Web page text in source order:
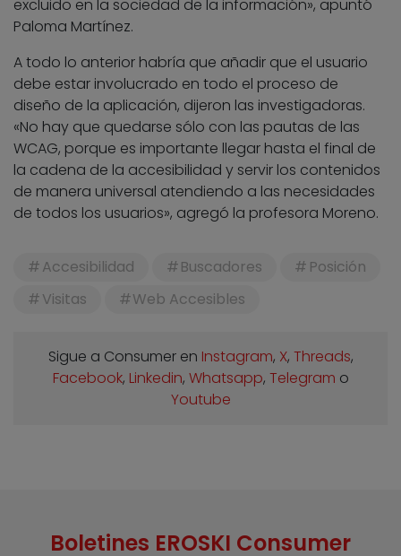
excluido en la sociedad de la información», apuntó
Paloma Martínez.
A todo lo anterior habría que añadir que el usuario
debe estar involucrado en todo el proceso de
diseño de la aplicación, dijeron las investigadoras.
«No hay que quedarse sólo con las pautas de las
WCAG, porque es importante llegar hasta el final de
la cadena de la accesibilidad y servir los contenidos
de manera universal atendiendo a las necesidades
de todos los usuarios», agregó la profesora Moreno.
Accesibilidad Buscadores
Posición
Visitas
Web Accesibles
Sigue a Consumer en Instagram, X, Threads,
Facebook, Linkedin, Whatsapp, Telegram o
Youtube
Boletines EROSKI Consumer